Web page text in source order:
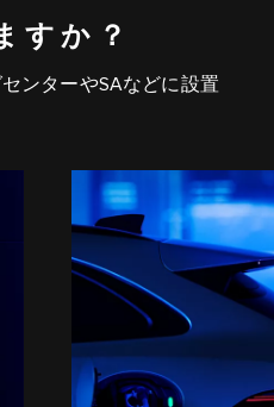
すか？
ンターやSAなどに設置